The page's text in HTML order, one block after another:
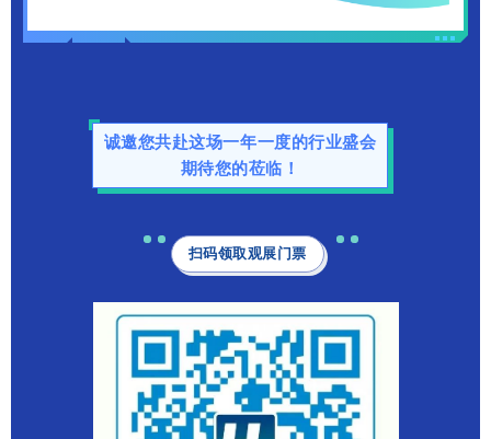
诚邀您共赴这场一年一度的行业盛会
期待您的莅临！
扫码领取观展门票